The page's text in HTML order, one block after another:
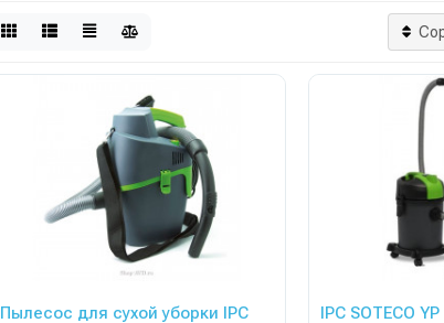
Пылесос для сухой уборки IPC
IPC SOTECO